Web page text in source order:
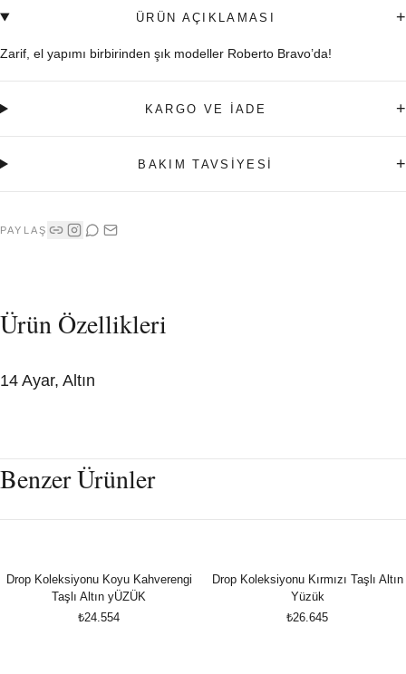
ÜRÜN AÇIKLAMASI +
Zarif, el yapımı birbirinden şık modeller Roberto Bravo’da!
KARGO VE İADE +
BAKIM TAVSİYESİ +
PAYLAŞ
Ürün Özellikleri
14 Ayar, Altın
Benzer Ürünler
Drop Koleksiyonu Koyu Kahverengi
Taşlı Altın yÜZÜK
₺24.554
Drop Koleksiyonu Kırmızı Taşlı Altın
Yüzük
₺26.645